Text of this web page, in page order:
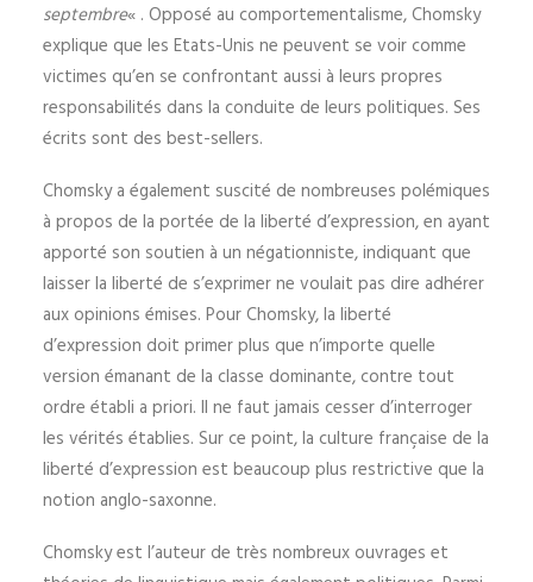
septembre« . Opposé au comportementalisme, Chomsky
explique que les Etats-Unis ne peuvent se voir comme
victimes qu’en se confrontant aussi à leurs propres
responsabilités dans la conduite de leurs politiques. Ses
écrits sont des best-sellers.
Chomsky a également suscité de nombreuses polémiques
à propos de la portée de la liberté d’expression, en ayant
apporté son soutien à un négationniste, indiquant que
laisser la liberté de s’exprimer ne voulait pas dire adhérer
aux opinions émises. Pour Chomsky, la liberté
d’expression doit primer plus que n’importe quelle
version émanant de la classe dominante, contre tout
ordre établi a priori. Il ne faut jamais cesser d’interroger
les vérités établies. Sur ce point, la culture française de la
liberté d’expression est beaucoup plus restrictive que la
notion anglo-saxonne.
Chomsky est l’auteur de très nombreux ouvrages et